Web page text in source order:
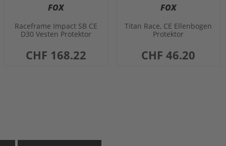
FOX
Raceframe Impact SB CE
D30 Vesten Protektor
CHF 168.22
FOX
Titan Race, CE Ellenbogen
Protektor
CHF 46.20